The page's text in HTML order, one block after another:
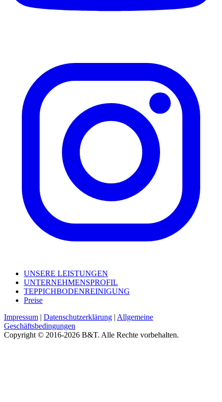
UNSERE LEISTUNGEN
UNTERNEHMENSPROFIL
TEPPICHBODENREINIGUNG
Preise
Impressum | Datenschutzerklärung | Allgemeine
Geschäftsbedingungen
Copyright © 2016-2026 B&T. Alle Rechte vorbehalten.